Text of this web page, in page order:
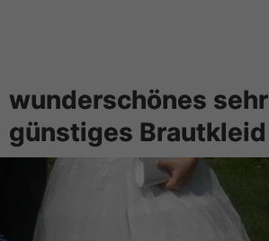
wunderschönes sehr
günstiges Brautkleid